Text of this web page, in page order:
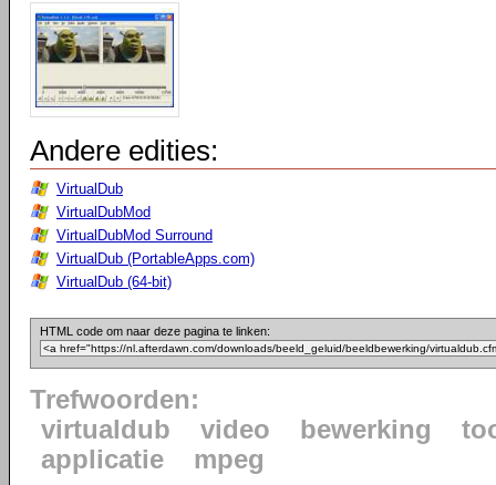
Andere edities:
VirtualDub
VirtualDubMod
VirtualDubMod Surround
VirtualDub (PortableApps.com)
VirtualDub (64-bit)
HTML code om naar deze pagina te linken:
Trefwoorden:
virtualdub
video bewerking
applicatie
mpeg